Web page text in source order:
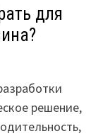
для
решение,